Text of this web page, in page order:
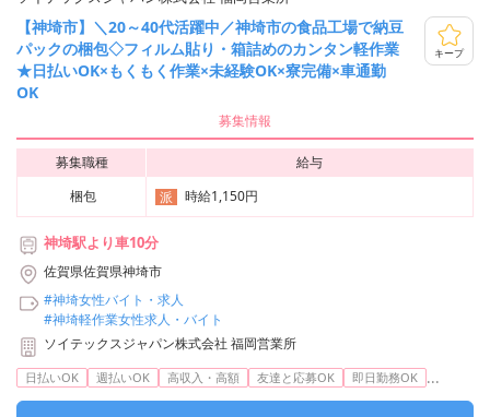
【神埼市】＼20～40代活躍中／神埼市の食品工場で納豆
パックの梱包◇フィルム貼り・箱詰めのカンタン軽作業
★日払いOK×もくもく作業×未経験OK×寮完備×車通勤
OK
キープ
募集情報
募集職種
給与
梱包
派 時給1,150円
神埼駅より車10分
佐賀県佐賀県神埼市
#神埼女性バイト・求人
#神埼軽作業女性求人・バイト
ソイテックスジャパン株式会社 福岡営業所
日払いOK 週払いOK 高収入・高額 友達と応募OK 即日勤務OK ...